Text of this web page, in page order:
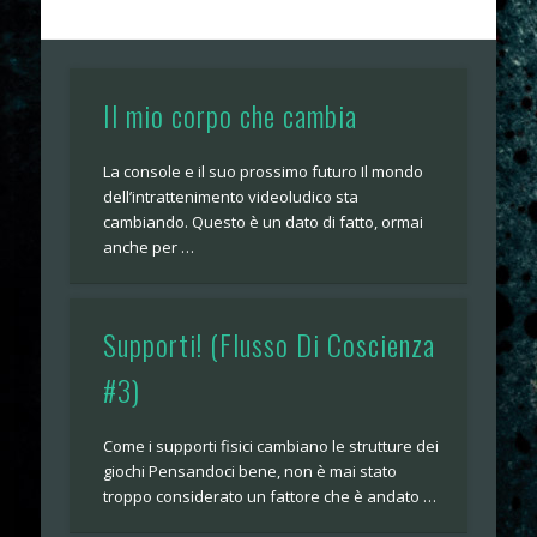
Il mio corpo che cambia
La console e il suo prossimo futuro Il mondo
dell’intrattenimento videoludico sta
cambiando. Questo è un dato di fatto, ormai
anche per …
Supporti! (Flusso Di Coscienza
#3)
Come i supporti fisici cambiano le strutture dei
giochi Pensandoci bene, non è mai stato
troppo considerato un fattore che è andato …